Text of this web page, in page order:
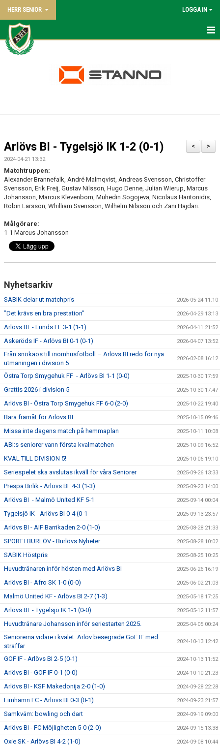
HERR SENIOR LOGGA IN
HEM
DOKUMENT
KONTAKT
MATCHER
>
<
Arlövs BI - Tygelsjö IK 1-2 (0-1)
2024-04-21 13:32
Matchtruppen:
Alexander Brannefalk, André Malmqvist, Andreas Svensson, Christoffer
Svensson, Erik Freij, Gustav Nilsson, Hugo Denne, Julian Wierup, Marcus
Johansson, Marcus Klevenborn, Muhedin Sogojeva, Nicolaus Haritonidis,
Robin Larsson, Whilliam Svensson, Wilhelm Nilsson och Zani Hajdari.
Målgörare:
1-1 Marcus Johansson
Nyhetsarkiv
SABIK delar ut matchpris 2026-05-24 11:10
”Det krävs en bra prestation” 2026-04-29 13:13
Arlövs BI - Lunds FF 3-1 (1-1) 2026-04-11 21:52
Askeröds IF - Arlövs BI 0-1 (0-1) 2026-04-07 13:52
Från snökaos till inomhusfotboll – Arlövs BI redo för nya
utmaningen i division 5
2026-02-08 16:12
Östra Torp Smygehuk FF - Arlövs BI 1-1 (0-0) 2025-10-30 17:59
Grattis 2026 i division 5 2025-10-30 17:47
Arlövs BI - Östra Torp Smygehuk FF 6-0 (2-0) 2025-10-22 19:40
Bara framåt för Arlövs BI 2025-10-15 09:46
Missa inte dagens match på hemmaplan 2025-10-11 10:08
ABI:s seniorer vann första kvalmatchen 2025-10-09 16:52
KVAL TILL DIVISION 5! 2025-10-06 19:10
Seriespelet ska avslutas ikväll för våra Seniorer 2025-09-26 13:33
Prespa Birlik - Arlövs BI 4-3 (1-3) 2025-09-23 14:00
Arlövs BI - Malmö United KF 5-1 2025-09-14 00:04
Tygelsjö IK - Arlövs BI 0-4 (0-1 2025-09-13 23:57
Arlövs BI - AIF Barrikaden 2-0 (1-0) 2025-08-28 21:33
SPORT I BURLÖV - Burlövs Nyheter 2025-08-28 10:02
SABIK Höstpris 2025-08-25 10:25
Huvudtränaren inför hösten med Arlövs BI 2025-06-26 16:19
Arlövs BI - Afro SK 1-0 (0-0) 2025-06-02 21:03
Malmö United KF - Arlövs BI 2-7 (1-3) 2025-05-18 17:25
Arlövs BI - Tygelsjö IK 1-1 (0-0) 2025-05-12 11:57
Huvudtränare Johansson inför seriestarten 2025. 2025-04-05 00:24
Seniorerna vidare i kvalet. Arlöv besegrade GoF IF med
straffar
2024-10-13 12:42
GOF IF - Arlövs BI 2-5 (0-1) 2024-10-13 11:52
Arlövs BI - GOF IF 0-1 (0-0) 2024-10-10 21:23
Arlövs BI - KSF Makedonija 2-0 (1-0) 2024-09-28 22:28
Limhamn FC - Arlövs BI 0-3 (0-1) 2024-09-23 21:57
Samkväm: bowling och dart 2024-09-19 09:00
Arlövs BI - FC Möjligheten 5-0 (2-0) 2024-09-15 13:38
Oxie SK - Arlövs BI 4-2 (1-0) 2024-09-08 10:44